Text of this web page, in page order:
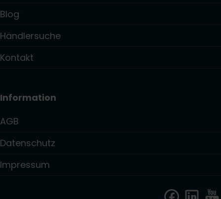
Blog
Händlersuche
Kontakt
Information
AGB
Datenschutz
Impressum